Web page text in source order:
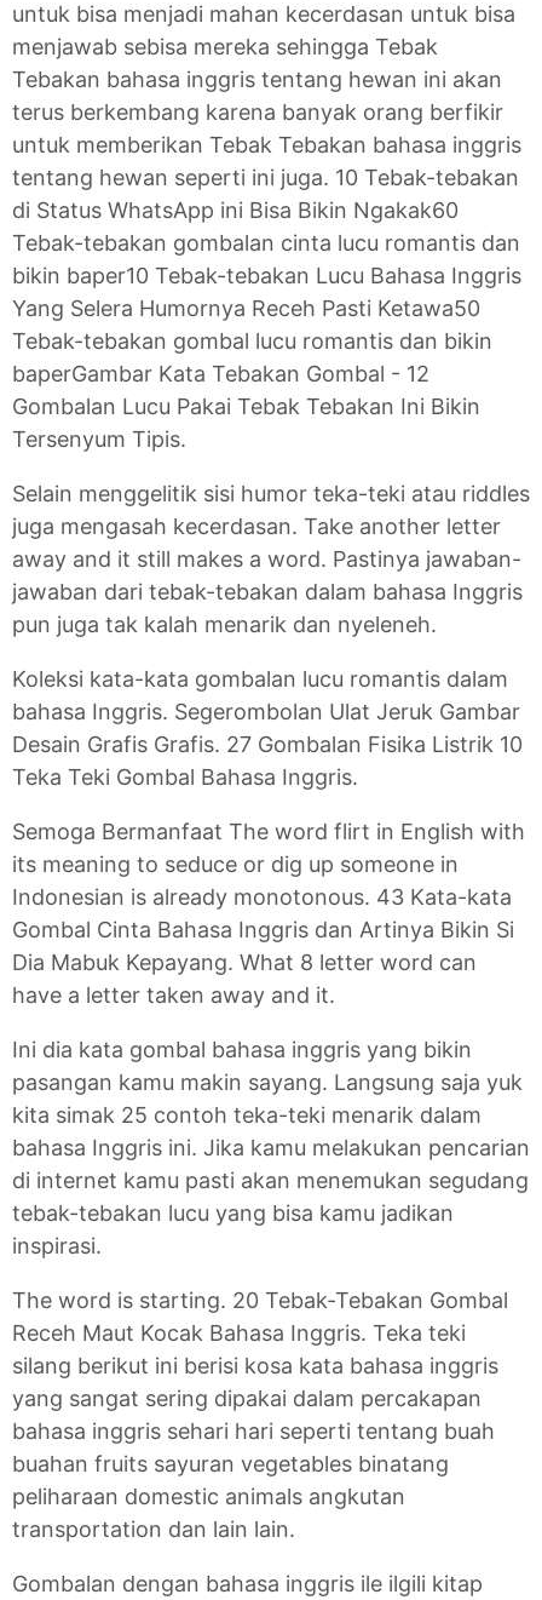
untuk bisa menjadi mahan kecerdasan untuk bisa
menjawab sebisa mereka sehingga Tebak
Tebakan bahasa inggris tentang hewan ini akan
terus berkembang karena banyak orang berfikir
untuk memberikan Tebak Tebakan bahasa inggris
tentang hewan seperti ini juga. 10 Tebak-tebakan
di Status WhatsApp ini Bisa Bikin Ngakak60
Tebak-tebakan gombalan cinta lucu romantis dan
bikin baper10 Tebak-tebakan Lucu Bahasa Inggris
Yang Selera Humornya Receh Pasti Ketawa50
Tebak-tebakan gombal lucu romantis dan bikin
baperGambar Kata Tebakan Gombal - 12
Gombalan Lucu Pakai Tebak Tebakan Ini Bikin
Tersenyum Tipis.
Selain menggelitik sisi humor teka-teki atau riddles
juga mengasah kecerdasan. Take another letter
away and it still makes a word. Pastinya jawaban-
jawaban dari tebak-tebakan dalam bahasa Inggris
pun juga tak kalah menarik dan nyeleneh.
Koleksi kata-kata gombalan lucu romantis dalam
bahasa Inggris. Segerombolan Ulat Jeruk Gambar
Desain Grafis Grafis. 27 Gombalan Fisika Listrik 10
Teka Teki Gombal Bahasa Inggris.
Semoga Bermanfaat The word flirt in English with
its meaning to seduce or dig up someone in
Indonesian is already monotonous. 43 Kata-kata
Gombal Cinta Bahasa Inggris dan Artinya Bikin Si
Dia Mabuk Kepayang. What 8 letter word can
have a letter taken away and it.
Ini dia kata gombal bahasa inggris yang bikin
pasangan kamu makin sayang. Langsung saja yuk
kita simak 25 contoh teka-teki menarik dalam
bahasa Inggris ini. Jika kamu melakukan pencarian
di internet kamu pasti akan menemukan segudang
tebak-tebakan lucu yang bisa kamu jadikan
inspirasi.
The word is starting. 20 Tebak-Tebakan Gombal
Receh Maut Kocak Bahasa Inggris. Teka teki
silang berikut ini berisi kosa kata bahasa inggris
yang sangat sering dipakai dalam percakapan
bahasa inggris sehari hari seperti tentang buah
buahan fruits sayuran vegetables binatang
peliharaan domestic animals angkutan
transportation dan lain lain.
Gombalan dengan bahasa inggris ile ilgili kitap